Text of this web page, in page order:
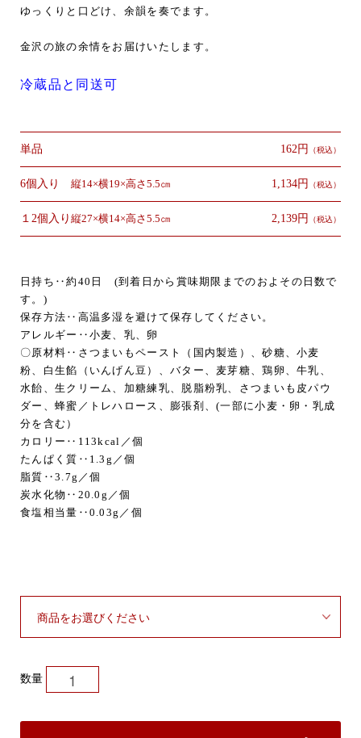
ゆっくりと口どけ、余韻を奏でます。
金沢の旅の余情をお届けいたします。
冷蔵品と同送可
単品 162円 （税込）
6個入り 縦14×横19×高さ5.5㎝ 1,134円 （税込）
１2個入り 縦27×横14×高さ5.5㎝ 2,139円 （税込）
日持ち‥約40日 (到着日から賞味期限までのおよその日数で
す。)
保存方法‥高温多湿を避けて保存してください。
アレルギー‥小麦、乳、卵
〇原材料‥さつまいもペースト（国内製造）、砂糖、小麦
粉、白生餡（いんげん豆）、バター、麦芽糖、鶏卵、牛乳、
水飴、生クリーム、加糖練乳、脱脂粉乳、さつまいも皮パウ
ダー、蜂蜜／トレハロース、膨張剤、(一部に小麦・卵・乳成
分を含む）
カロリー‥113kcal／個
たんぱく質‥1.3g／個
脂質‥3.7g／個
炭水化物‥20.0g／個
食塩相当量‥0.03g／個
数量